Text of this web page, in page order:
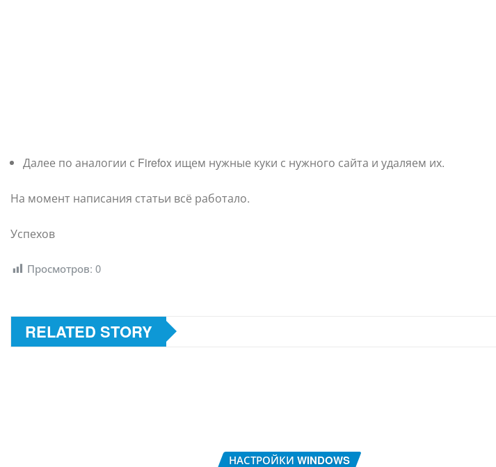
Далее по аналогии с Firefox ищем нужные куки с нужного сайта и удаляем их.
На момент написания статьи всё работало.
Успехов
Просмотров: 0
RELATED STORY
НАСТРОЙКИ WINDOWS